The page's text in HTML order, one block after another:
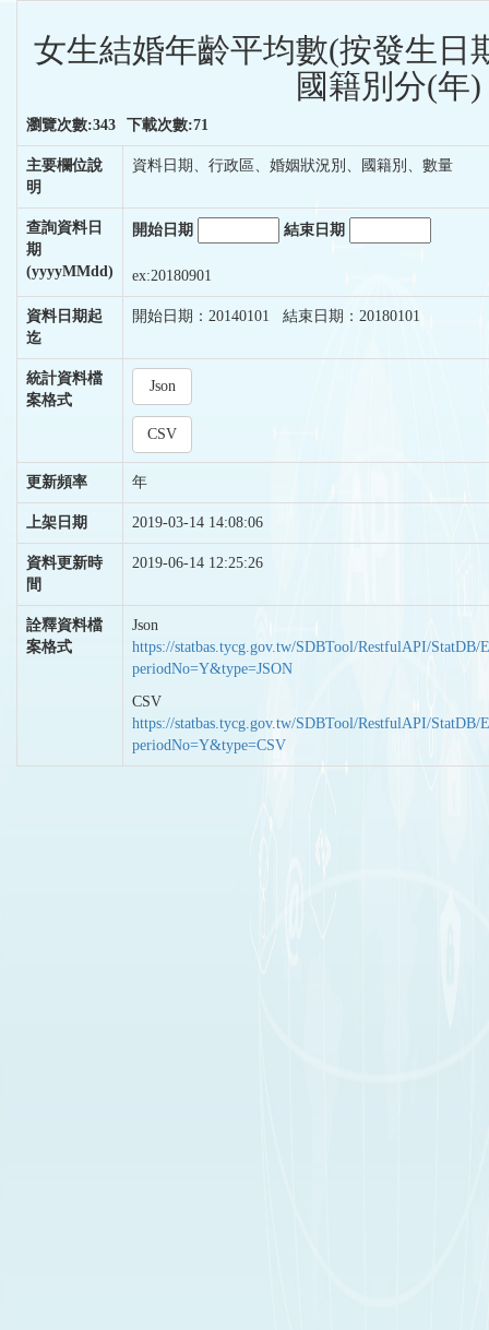
女生結婚年齡平均數(按發生日
國籍別分(年)
瀏覽次數:343 下載次數:71
主要欄位說
明
資料日期、行政區、婚姻狀況別、國籍別、數量
查詢資料日
期
(yyyyMMdd)
開始日期 結束日期
ex:20180901
資料日期起
迄
開始日期：20140101 結束日期：20180101
統計資料檔
案格式
Json
CSV
更新頻率 年
上架日期 2019-03-14 14:08:06
資料更新時
間
2019-06-14 12:25:26
詮釋資料檔
案格式
Json
https://statbas.tycg.gov.tw/SDBTool/RestfulAPI/StatDB/
periodNo=Y&type=JSON
CSV
https://statbas.tycg.gov.tw/SDBTool/RestfulAPI/StatDB/
periodNo=Y&type=CSV